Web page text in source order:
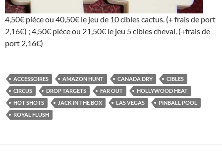
4,50€ pièce ou 40,50€ le jeu de 10 cibles cactus. (+ frais de port
2,16€) ; 4,50€ pièce ou 21,50€ le jeu 5 cibles cheval. (+frais de
port 2,16€)
ACCESSOIRES AMAZON HUNT CANADA DRY
CIBLES
CIRCUS
DROP TARGETS FAR OUT
HOLLYWOOD HEAT
HOT SHOTS
JACK IN THE BOX LAS VEGAS
PINBALL POOL
ROYAL FLUSH